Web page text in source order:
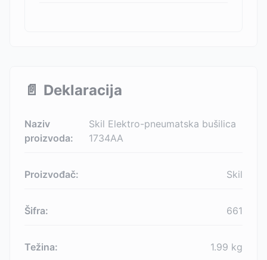
📄 Deklaracija
Naziv
proizvoda:
Skil Elektro-pneumatska bušilica
1734AA
Proizvođač: Skil
Šifra: 661
Težina: 1.99 kg